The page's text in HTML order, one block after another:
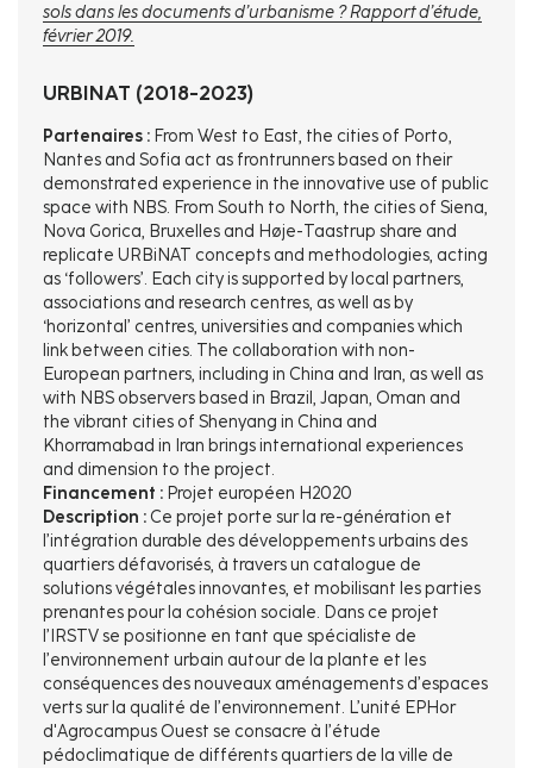
sols dans les documents d’urbanisme ? Rapport d’étude,
février 2019.
URBINAT (2018-2023)
Partenaires : From West to East, the cities of Porto,
Nantes and Sofia act as frontrunners based on their
demonstrated experience in the innovative use of public
space with NBS. From South to North, the cities of Siena,
Nova Gorica, Bruxelles and Høje-Taastrup share and
replicate URBiNAT concepts and methodologies, acting
as ‘followers’. Each city is supported by local partners,
associations and research centres, as well as by
‘horizontal’ centres, universities and companies which
link between cities. The collaboration with non-
European partners, including in China and Iran, as well as
with NBS observers based in Brazil, Japan, Oman and
the vibrant cities of Shenyang in China and
Khorramabad in Iran brings international experiences
and dimension to the project.
Financement : Projet européen H2020
Description :Ce projet porte sur la re-génération et
l’intégration durable des développements urbains des
quartiers défavorisés, à travers un catalogue de
solutions végétales innovantes, et mobilisant les parties
prenantes pour la cohésion sociale. Dans ce projet
l’IRSTV se positionne en tant que spécialiste de
l’environnement urbain autour de la plante et les
conséquences des nouveaux aménagements d’espaces
verts sur la qualité de l’environnement. L’unité EPHor
d'Agrocampus Ouest se consacre à l’étude
pédoclimatique de différents quartiers de la ville de